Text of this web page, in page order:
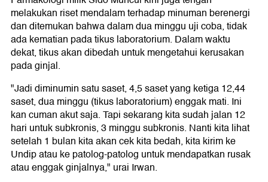
melakukan riset mendalam terhadap minuman berenergi
dan ditemukan bahwa dalam dua minggu uji coba, tidak
ada kematian pada tikus laboratorium. Dalam waktu
dekat, tikus akan dibedah untuk mengetahui kerusakan
pada ginjal.
"Jadi diminumin satu saset, 4,5 saset yang ketiga 12,44
saset, dua minggu (tikus laboratorium) enggak mati. Ini
kan cuman akut saja. Tapi sekarang kita sudah jalan 12
hari untuk subkronis, 3 minggu subkronis. Nanti kita lihat
setelah 1 bulan kita akan cek kita bedah, kita kirim ke
Undip atau ke patolog-patolog untuk mendapatkan rusak
atau enggak ginjalnya," urai Irwan.